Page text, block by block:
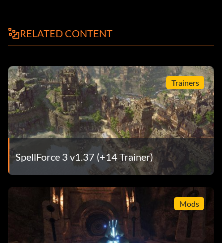
RELATED CONTENT
Trainers
SpellForce 3 v1.37 (+14 Trainer)
Mods